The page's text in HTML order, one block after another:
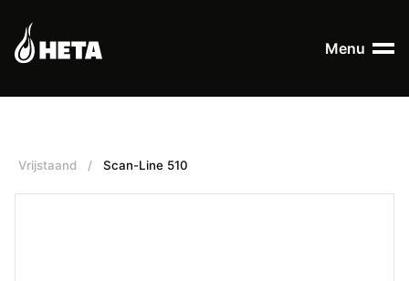
Menu
Vrijstaand / Scan-Line 510